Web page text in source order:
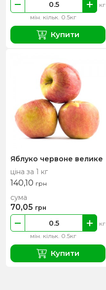
мін. кільк. 0.5кг
кг
Купити
Яблуко червоне велике
ціна за 1 кг
140,10 грн
мін. кільк. 0.5кг
кг
сума
70,05 грн
Купити